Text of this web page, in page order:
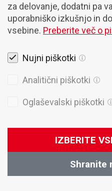
O nas
Za dobavitelje
Novice & Dogodki
KARIERA
za delovanje, dodatni pa
uporabniško izkušnjo in
vsebine. Preberite več o
Nujni piškotki
Analitični piškotki
Oglaševalski piškotki
IZBERITE
Shranite